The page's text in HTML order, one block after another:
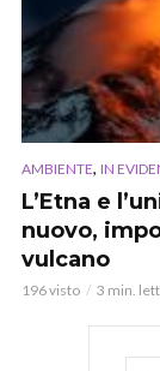
AMBIENTE, IN
L’Etna e
nuovo,
vulcano
196 visto 3 min.